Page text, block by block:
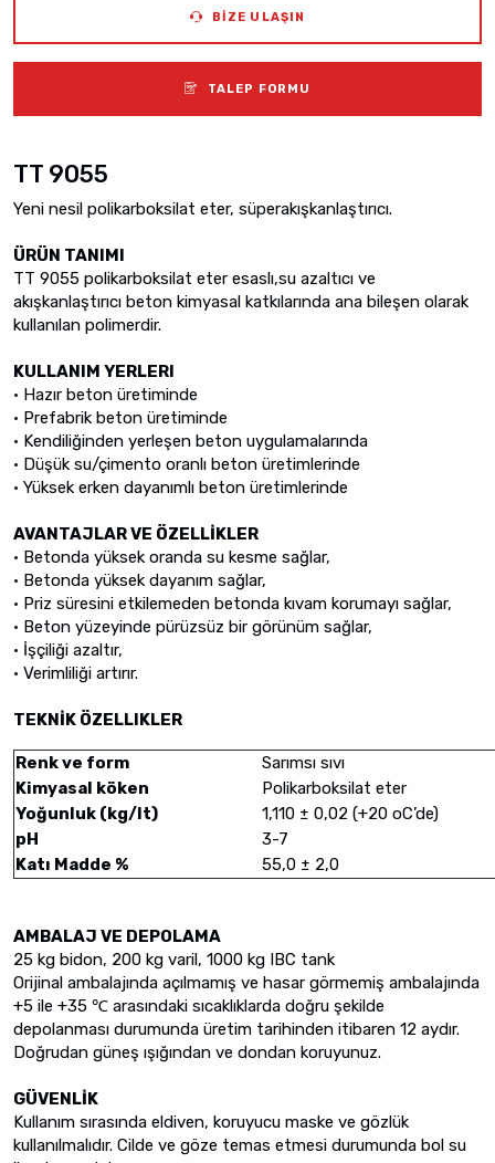
BIZE ULAŞIN
TALEP FORMU
TT 9055
Yeni nesil polikarboksilat eter, süperakışkanlaştırıcı.
ÜRÜN TANIMI
TT 9055 polikarboksilat eter esaslı,su azaltıcı ve
akışkanlaştırıcı beton kimyasal katkılarında ana bileşen olarak
kullanılan polimerdir.
KULLANIM YERLERI
• Hazır beton üretiminde
• Prefabrik beton üretiminde
• Kendiliğinden yerleşen beton uygulamalarında
• Düşük su/çimento oranlı beton üretimlerinde
• Yüksek erken dayanımlı beton üretimlerinde
AVANTAJLAR VE ÖZELLİKLER
• Betonda yüksek oranda su kesme sağlar,
• Betonda yüksek dayanım sağlar,
• Priz süresini etkilemeden betonda kıvam korumayı sağlar,
• Beton yüzeyinde pürüzsüz bir görünüm sağlar,
• İşçiliği azaltır,
• Verimliliği artırır.
TEKNİK ÖZELLIKLER
Renk ve form
Sarımsı sıvı
Kimyasal köken
Polikarboksilat eter
Yoğunluk (kg/lt)
1,110 ± 0,02 (+20 oC’de)
pH
3-7
Katı Madde %
55,0 ± 2,0
AMBALAJ VE DEPOLAMA
25 kg bidon, 200 kg varil, 1000 kg IBC tank
Orijinal ambalajında açılmamış ve hasar görmemiş ambalajında
+5 ile +35 ℃ arasındaki sıcaklıklarda doğru şekilde
depolanması durumunda üretim tarihinden itibaren 12 aydır.
Doğrudan güneş ışığından ve dondan koruyunuz.
GÜVENLİK
Kullanım sırasında eldiven, koruyucu maske ve gözlük
kullanılmalıdır. Cilde ve göze temas etmesi durumunda bol su